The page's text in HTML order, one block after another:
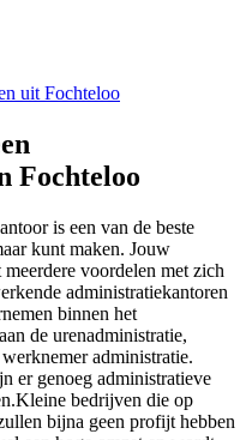
uit Fochteloo
Fochteloo
is een van de beste
kunt maken. Jouw
voordelen met zich
administratiekantoren
binnen het
de urenadministratie,
administratie.
er genoeg administratieve
bedrijven die op
bijna geen profijt hebben